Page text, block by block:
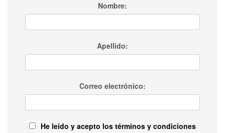
Nombre:
Apellido:
Correo electrónico:
He leído y acepto los términos y condiciones